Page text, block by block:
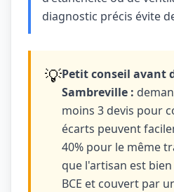
diagnostic précis évite
💡Petit conseil avant
Sambreville :
moins 3 devis pour
écarts peuvent
40% pour le même
que l'artisan est
BCE et couvert par